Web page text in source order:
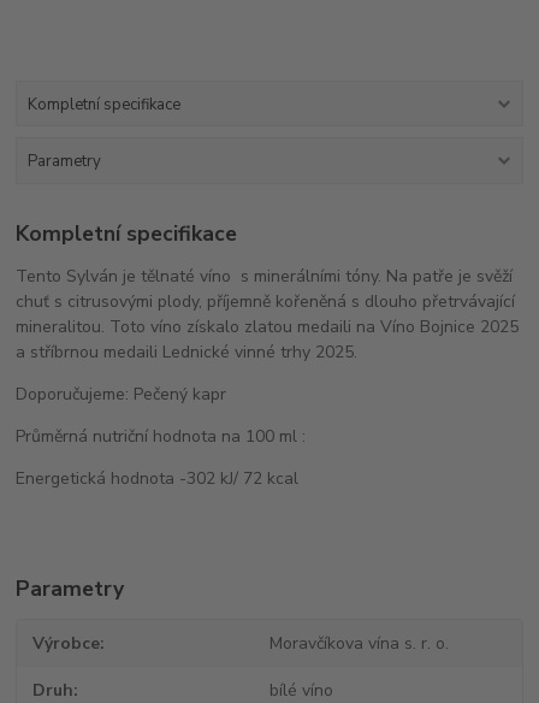
Kompletní specifikace
Parametry
Kompletní specifikace
Tento Sylván je tělnaté víno s minerálními tóny. Na patře je svěží
chuť s citrusovými plody, příjemně kořeněná s dlouho přetrvávající
mineralitou. Toto víno získalo zlatou medaili na Víno Bojnice 2025
a stříbrnou medaili Lednické vinné trhy 2025.
Doporučujeme: Pečený kapr
Průměrná nutriční hodnota na 100 ml :
Energetická hodnota -302 kJ/ 72 kcal
Parametry
Výrobce Moravčíkova vína s. r. o.
Druh bílé víno